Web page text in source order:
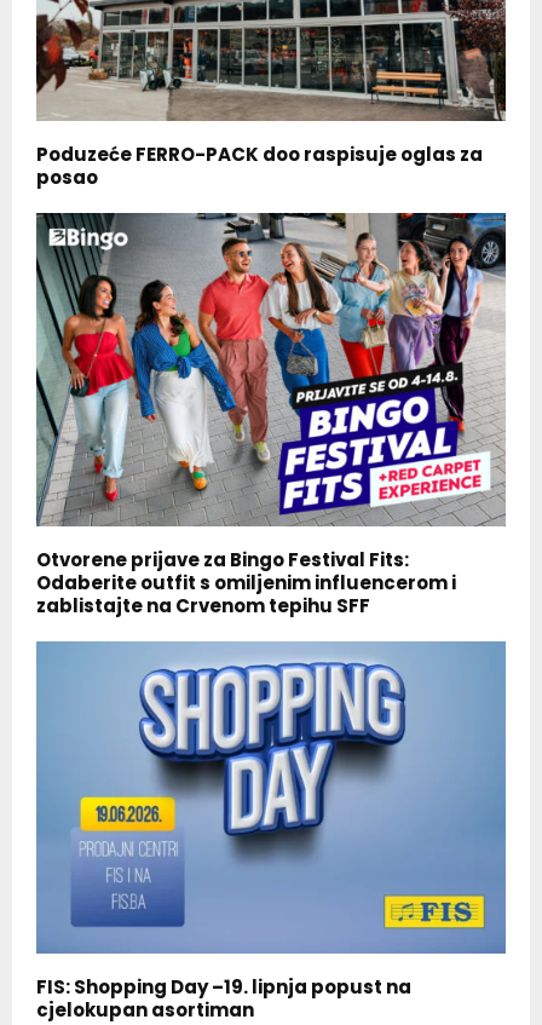
Poduzeće FERRO-PACK doo raspisuje oglas za
posao
Otvorene prijave za Bingo Festival Fits:
Odaberite outfit s omiljenim influencerom i
zablistajte na Crvenom tepihu SFF
FIS: Shopping Day –19. lipnja popust na
cjelokupan asortiman